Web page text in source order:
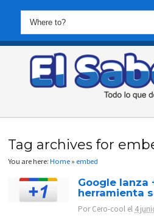
Tag archives for
You are here:Home » embed
Google lanza
herramienta
PorCero-cool el 4